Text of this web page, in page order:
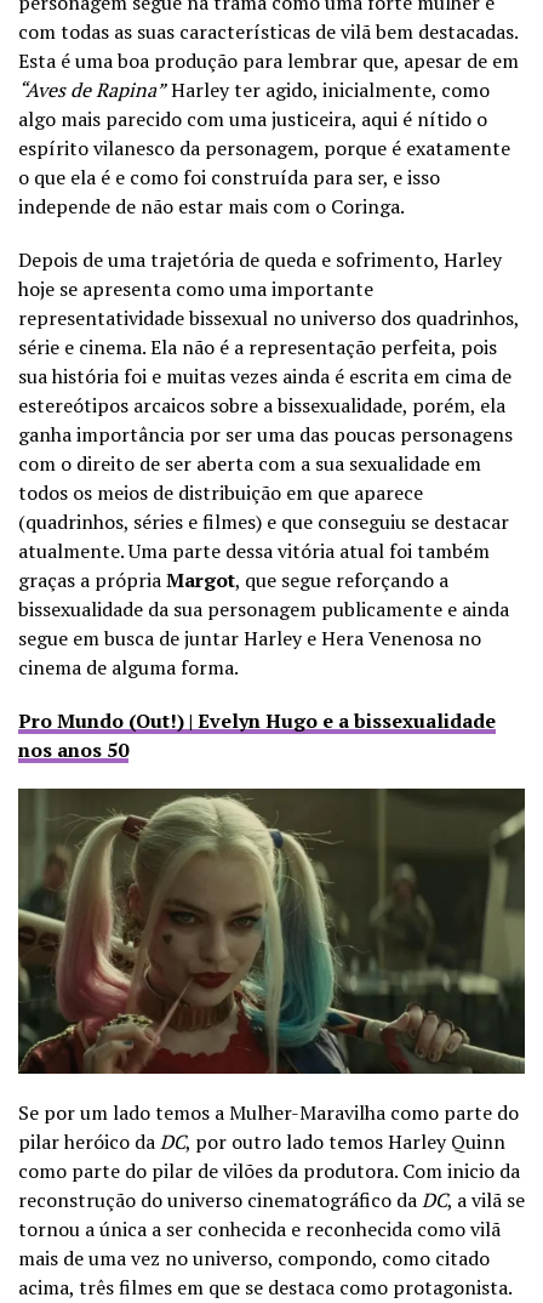
com todas as suas características de vilã bem destacadas.
Esta é uma boa produção para lembrar que, apesar de em
“Aves de Rapina”Harley ter agido, inicialmente, como
algo mais parecido com uma justiceira, aqui é nítido o
espírito vilanesco da personagem, porque é exatamente
o que ela é e como foi construída para ser, e isso
independe de não estar mais com o Coringa.
Depois de uma trajetória de queda e sofrimento, Harley
hoje se apresenta como uma importante
representatividade bissexual no universo dos quadrinhos,
série e cinema. Ela não é a representação perfeita, pois
sua história foi e muitas vezes ainda é escrita em cima de
estereótipos arcaicos sobre a bissexualidade, porém, ela
ganha importância por ser uma das poucas personagens
com o direito de ser aberta com a sua sexualidade em
todos os meios de distribuição em que aparece
(quadrinhos, séries e filmes) e que conseguiu se destacar
atualmente. Uma parte dessa vitória atual foi também
graças a própriaMargot, que segue reforçando a
bissexualidade da sua personagem publicamente e ainda
segue em busca de juntar Harley e Hera Venenosa no
cinema de alguma forma.
Pro Mundo (Out!) | Evelyn Hugo e a bissexualidade
nos anos 50
Se por um lado temos a Mulher-Maravilha como parte do
pilar heróico daDC, por outro lado temos Harley Quinn
como parte do pilar de vilões da produtora. Com inicio da
reconstrução do universo cinematográfico daDC, a vilã se
tornou a única a ser conhecida e reconhecida como vilã
mais de uma vez no universo, compondo, como citado
acima, três filmes em que se destaca como protagonista.